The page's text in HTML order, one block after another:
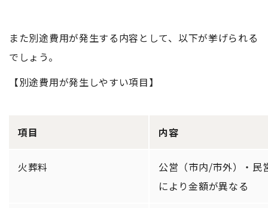
また別途費用が発生する内容として、以下が挙げられる
でしょう。
【別途費用が発生しやすい項目】
項目 内容
火葬料
公営（市内/市外）・民
により金額が異なる